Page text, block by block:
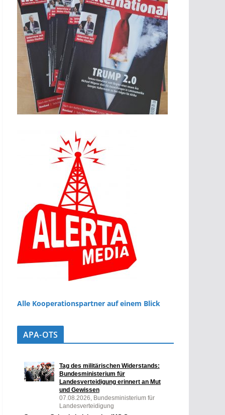
Alle Kooperationspartner auf einem Blick
APA-OTS